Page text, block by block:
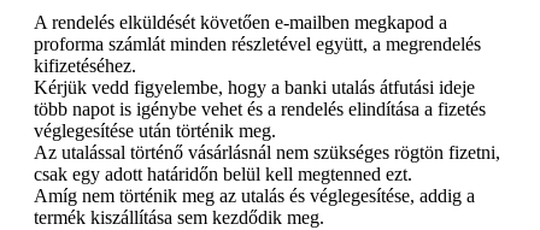
A rendelés elküldését követően e-mailben megkapod a
proforma számlát minden részletével együtt, a megrendelés
kifizetéséhez.
Kérjük vedd figyelembe, hogy a banki utalás átfutási ideje
több napot is igénybe vehet és a rendelés elindítása a fizetés
véglegesítése után történik meg.
Az utalással történő vásárlásnál nem szükséges rögtön fizetni,
csak egy adott határidőn belül kell megtenned ezt.
Amíg nem történik meg az utalás és véglegesítése, addig a
termék kiszállítása sem kezdődik meg.